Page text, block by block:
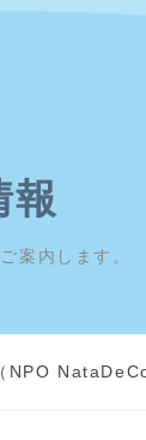
報
案内します。
NPO